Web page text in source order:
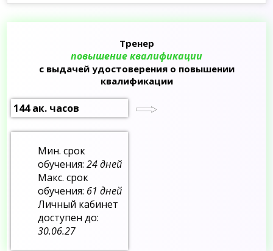
Тренер
повышение квалификации
с выдачей удостоверения о повышении
квалификации
144 ак. часов
Мин. срок
обучения:24 дней
Макс. срок
обучения: 61 дней
Личный кабинет
доступен до:
30.06.27